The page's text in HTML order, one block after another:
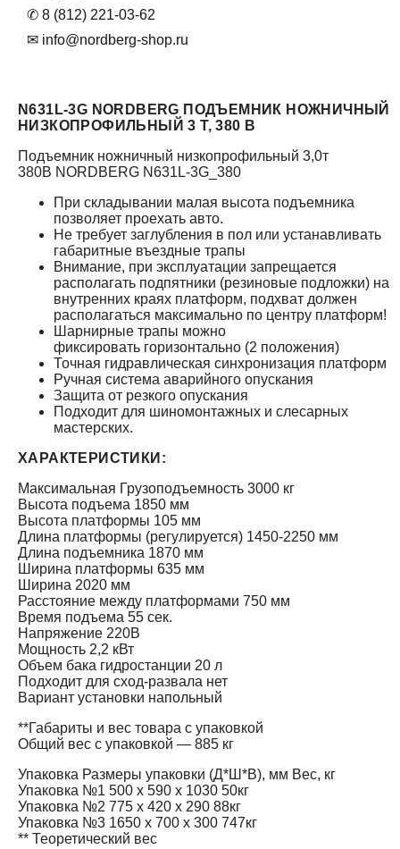
✆ 8 (812) 221-03-62
✉ info@nordberg-shop.ru
N631L-3G NORDBERG ПОДЪЕМНИК НОЖНИЧНЫЙ
НИЗКОПРОФИЛЬНЫЙ 3 Т, 380 В
Подъемник ножничный низкопрофильный 3,0т
380В NORDBERG N631L-3G_380
При складывании малая высота подъемника
позволяет проехать авто.
Не требует заглубления в пол или устанавливать
габаритные въездные трапы
Внимание, при эксплуатации запрещается
располагать подпятники (резиновые подложки) на
внутренних краях платформ, подхват должен
располагаться максимально по центру платформ!
Шарнирные трапы можно
фиксировать горизонтально (2 положения)
Точная гидравлическая синхронизация платформ
Ручная система аварийного опускания
Защита от резкого опускания
Подходит для шиномонтажных и слесарных
мастерских.
ХАРАКТЕРИСТИКИ:
Максимальная Грузоподъемность 3000 кг
Высота подъема 1850 мм
Высота платформы 105 мм
Длина платформы (регулируется) 1450-2250 мм
Длина подъемника 1870 мм
Ширина платформы 635 мм
Ширина 2020 мм
Расстояние между платформами 750 мм
Время подъема 55 сек.
Напряжение 220В
Мощность 2,2 кВт
Объем бака гидростанции 20 л
Подходит для сход-развала нет
Вариант установки напольный
**Габариты и вес товара с упаковкой
Общий вес с упаковкой — 885 кг
Упаковка Размеры упаковки (Д*Ш*В), мм Вес, кг
Упаковка №1 500 x 590 x 1030 50кг
Упаковка №2 775 x 420 x 290 88кг
Упаковка №3 1650 x 700 x 300 747кг
** Теоретический вес